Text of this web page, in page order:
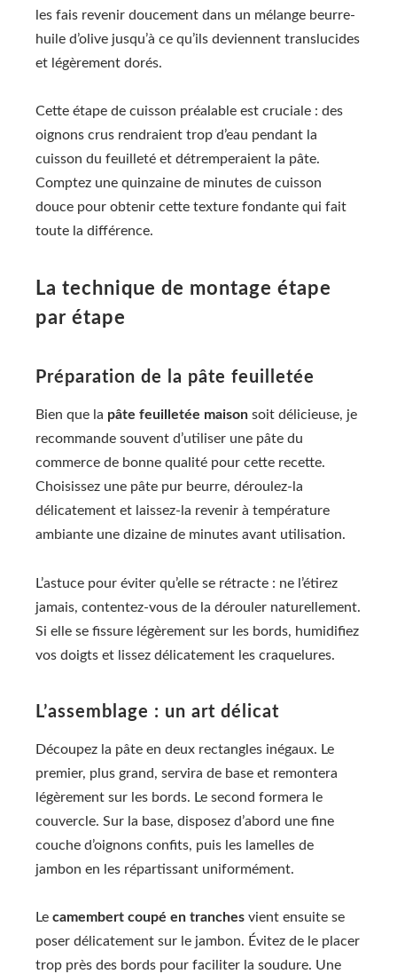
les fais revenir doucement dans un mélange beurre-
huile d’olive jusqu’à ce qu’ils deviennent translucides
et légèrement dorés.
Cette étape de cuisson préalable est cruciale : des
oignons crus rendraient trop d’eau pendant la
cuisson du feuilleté et détremperaient la pâte.
Comptez une quinzaine de minutes de cuisson
douce pour obtenir cette texture fondante qui fait
toute la différence.
La technique de montage étape
par étape
Préparation de la pâte feuilletée
Bien que la pâte feuilletée maison soit délicieuse, je
recommande souvent d’utiliser une pâte du
commerce de bonne qualité pour cette recette.
Choisissez une pâte pur beurre, déroulez-la
délicatement et laissez-la revenir à température
ambiante une dizaine de minutes avant utilisation.
L’astuce pour éviter qu’elle se rétracte : ne l’étirez
jamais, contentez-vous de la dérouler naturellement.
Si elle se fissure légèrement sur les bords, humidifiez
vos doigts et lissez délicatement les craquelures.
L’assemblage : un art délicat
Découpez la pâte en deux rectangles inégaux. Le
premier, plus grand, servira de base et remontera
légèrement sur les bords. Le second formera le
couvercle. Sur la base, disposez d’abord une fine
couche d’oignons confits, puis les lamelles de
jambon en les répartissant uniformément.
Le camembert coupé en tranches vient ensuite se
poser délicatement sur le jambon. Évitez de le placer
trop près des bords pour faciliter la soudure. Une